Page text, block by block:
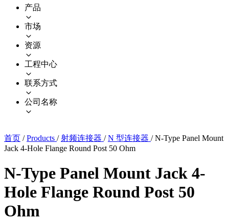
产品
市场
资源
工程中心
联系方式
公司名称
首页 / Products / 射频连接器 / N 型连接器 / N-Type Panel Mount
Jack 4-Hole Flange Round Post 50 Ohm
N-Type Panel Mount Jack 4-
Hole Flange Round Post 50
Ohm